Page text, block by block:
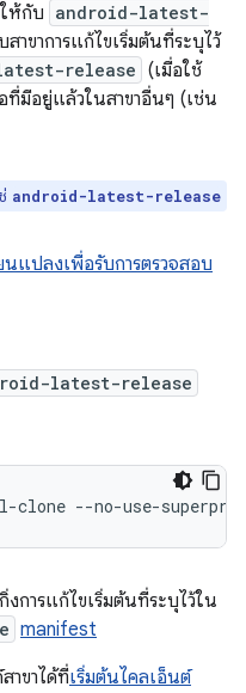
ห้กับ android-latest-
าขาการแก้ไขเริ่มต้นที่ระบุไว้
release (เมื่อใช้
มีอยู่แล้วในสาขาอื่นๆ (เช่น
android-latest-release
นแปลงเพื่อรับการตรวจสอบ
latest-release
clone --no-use-
การแก้ไขเริ่มต้นที่ระบุไว้ใน
manifest
าขาได้ที่เริ่มต้นไคลเอ็นต์